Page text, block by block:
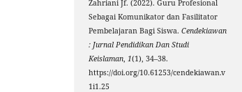
Zahriani Jf. (2022). Guru Profesional
Sebagai Komunikator dan Fasilitator
Pembelajaran Bagi Siswa.Cendekiawan
: Jurnal Pendidikan Dan Studi
Keislaman,1(1), 34–38.
https://doi.org/10.61253/cendekiawan.v
1i1.25